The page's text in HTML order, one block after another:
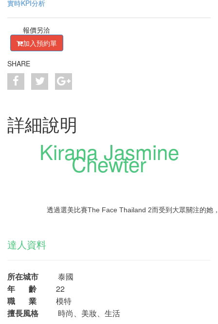
實時KPI分析
報價另洽
加入預約單
SHARE
詳細說明
Kirana Jasmine
Chewter
透過選美比賽The Face Thailand 2而受到大眾關注的她
達人資料
所在城市 泰國
年 齡22
職 業 模特
擅長風格 時尚、美妝、生活